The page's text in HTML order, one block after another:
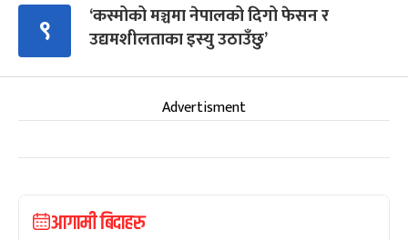
९
‘कस्मोको मञ्चमा नेपालको दिगो फेसन र
उद्यमशीलताका इस्यु उठाउँछु’
Advertisment
आगामी बिदाहरु